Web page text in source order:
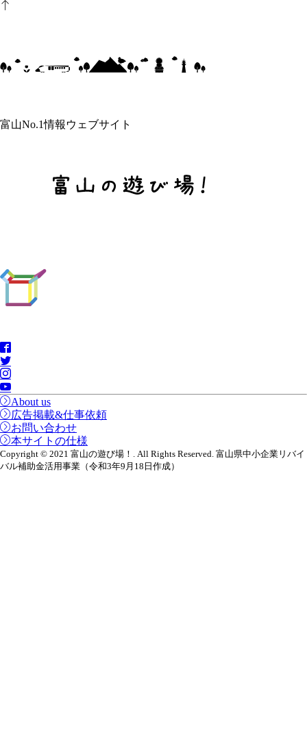
富山No.1情報ウェブサイト
About us
広告掲載&仕事依頼
お問い合わせ
本サイトの仕様
Copyright © 2021 富山の遊び場！. All Rights Reserved. 富山県中小企業リバイ
バル補助金活用事業（令和3年9月18日作成）